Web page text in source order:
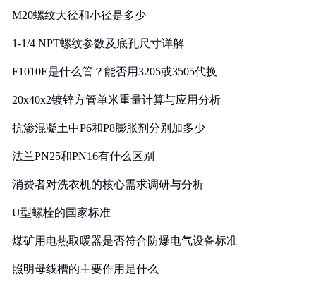
M20螺纹大径和小径是多少
1-1/4 NPT螺纹参数及底孔尺寸详解
F1010E是什么管？能否用3205或3505代换
20x40x2镀锌方管单米重量计算与应用分析
抗渗混凝土中P6和P8膨胀剂分别加多少
法兰PN25和PN16有什么区别
消费者对洗衣机的核心需求调研与分析
U型螺栓的国家标准
煤矿用电热取暖器是否符合防爆电气设备标准
照明母线槽的主要作用是什么